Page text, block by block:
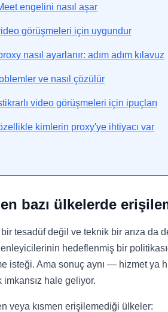
engelini nasıl aşar
görüşmeleri için uygundur
nasıl ayarlanır: adım adım kılavuz
ve nasıl çözülür
video görüşmeleri için ipuçları
kimlerin proxy'ye ihtiyacı var
bazı ülkelerde
tesadüf değil ve teknik bir arıza da
hedeflenmiş bir
isteği. Ama sonuç aynı — hizmet ya
hale geliyor.
veya kısmen erişilemediği ülkeler: